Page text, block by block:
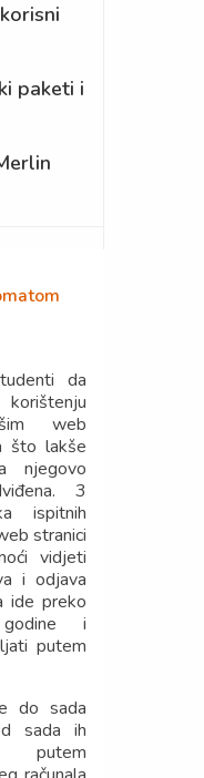
paketi i
da
web
što lakše
njegovo
3
ispitnih
stranici
vidjeti
i odjava
ide preko
i
putem
do sada
sada ih
putem